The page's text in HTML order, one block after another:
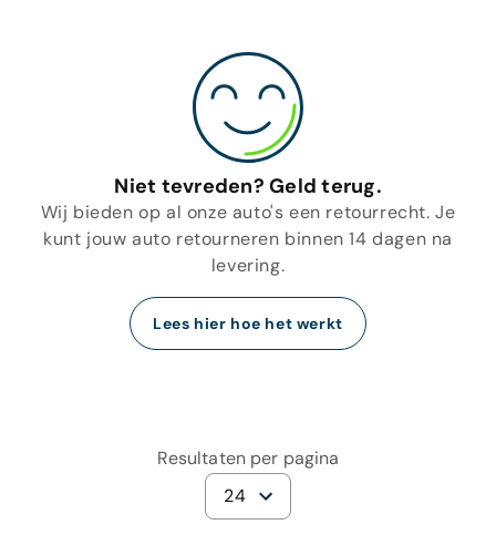
Niet tevreden? Geld terug.
Wij bieden op al onze auto's een retourrecht. Je
kunt jouw auto retourneren binnen 14 dagen na
levering.
Lees hier hoe het werkt
Resultaten per pagina
24